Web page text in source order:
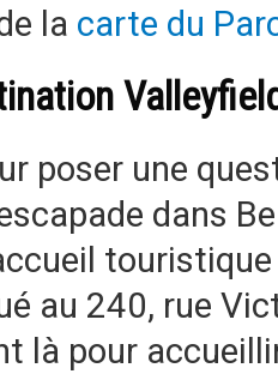
la carte du
poser une
dans
au 240, rue
là pour